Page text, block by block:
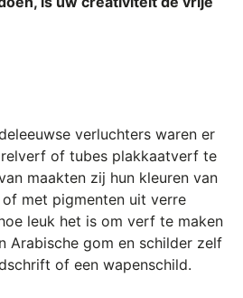
verluchters waren er
of tubes plakkaatverf te
maakten zij hun kleuren van
met pigmenten uit verre
leuk het is om verf te maken
Arabische gom en schilder zelf
of een wapenschild.